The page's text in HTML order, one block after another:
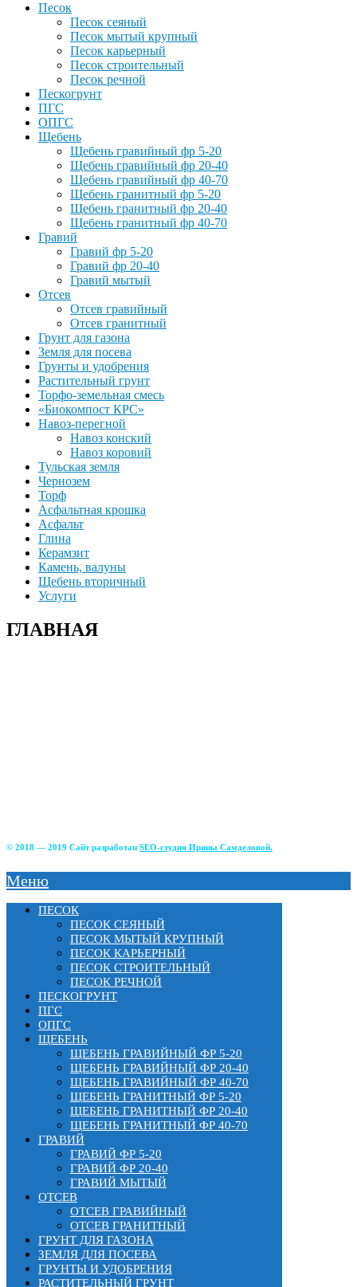
Песок
Песок сеяный
Песок мытый крупный
Песок карьерный
Песок строительный
Песок речной
Пескогрунт
ПГС
ОПГС
Щебень
Щебень гравийный фр 5-20
Щебень гравийный фр 20-40
Щебень гравийный фр 40-70
Щебень гранитный фр 5-20
Щебень гранитный фр 20-40
Щебень гранитный фр 40-70
Гравий
Гравий фр 5-20
Гравий фр 20-40
Гравий мытый
Отсев
Отсев гравийный
Отсев гранитный
Грунт для газона
Земля для посева
Грунты и удобрения
Растительный грунт
Торфо-земельная смесь
«Биокомпост КРС»
Навоз-перегной
Навоз конский
Навоз коровий
Тульская земля
Чернозем
Торф
Асфальтная крошка
Асфальт
Глина
Керамзит
Камень, валуны
Щебень вторичный
Услуги
ГЛАВНАЯ
© 2018 — 2019 Сайт разработан SEO-студия Ирины Самделовой.
Меню
ПЕСОК
ПЕСОК СЕЯНЫЙ
ПЕСОК МЫТЫЙ КРУПНЫЙ
ПЕСОК КАРЬЕРНЫЙ
ПЕСОК СТРОИТЕЛЬНЫЙ
ПЕСОК РЕЧНОЙ
ПЕСКОГРУНТ
ПГС
ОПГС
ЩЕБЕНЬ
ЩЕБЕНЬ ГРАВИЙНЫЙ ФР 5-20
ЩЕБЕНЬ ГРАВИЙНЫЙ ФР 20-40
ЩЕБЕНЬ ГРАВИЙНЫЙ ФР 40-70
ЩЕБЕНЬ ГРАНИТНЫЙ ФР 5-20
ЩЕБЕНЬ ГРАНИТНЫЙ ФР 20-40
ЩЕБЕНЬ ГРАНИТНЫЙ ФР 40-70
ГРАВИЙ
ГРАВИЙ ФР 5-20
ГРАВИЙ ФР 20-40
ГРАВИЙ МЫТЫЙ
ОТСЕВ
ОТСЕВ ГРАВИЙНЫЙ
ОТСЕВ ГРАНИТНЫЙ
ГРУНТ ДЛЯ ГАЗОНА
ЗЕМЛЯ ДЛЯ ПОСЕВА
ГРУНТЫ И УДОБРЕНИЯ
РАСТИТЕЛЬНЫЙ ГРУНТ